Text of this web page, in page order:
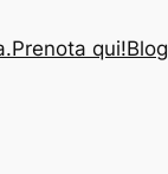
Prenota qui!Blog